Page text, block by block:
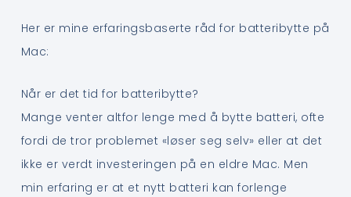
Her er mine erfaringsbaserte råd for batteribytte på
Mac:
Når er det tid for batteribytte?
Mange venter altfor lenge med å bytte batteri, ofte
fordi de tror problemet «løser seg selv» eller at det
ikke er verdt investeringen på en eldre Mac. Men
min erfaring er at et nytt batteri kan forlenge